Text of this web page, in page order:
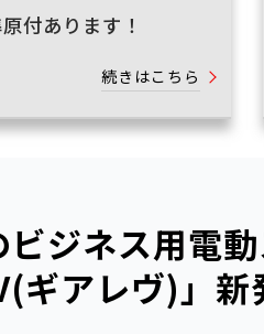
付あります！
続きはこちら
ジネス用電
ギアレヴ)」新